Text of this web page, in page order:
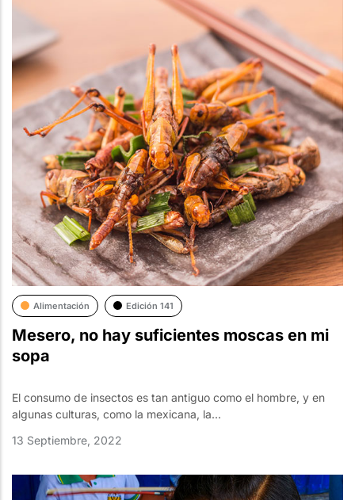
Alimentación Edición 141
Mesero, no hay suficientes moscas en mi
sopa
El consumo de insectos es tan antiguo como el hombre, y en
algunas culturas, como la mexicana, la...
13 Septiembre, 2022